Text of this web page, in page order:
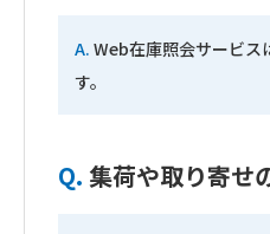
A. Web在庫照会サービス
す。
Q. 集荷や取り寄せ